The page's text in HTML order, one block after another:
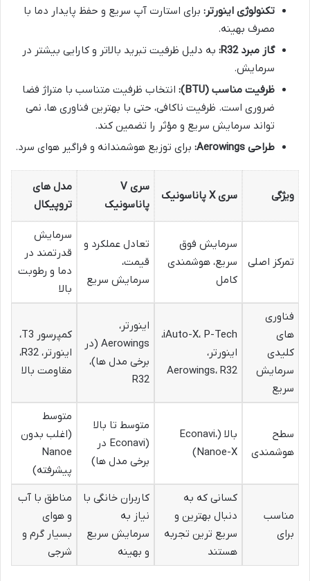
تکنولوژی اینورتر: برای استارت آپ سریع و حفظ پایدار دما با
مصرف بهینه.
گاز مبرد R32:
به دلیل ظرفیت تبرید بالاتر و کارایی بیشتر در
سرمایش.
ظرفیت مناسب (BTU):
انتخاب ظرفیت متناسب با متراژ فضا
ضروری است. ظرفیت ناکافی، حتی با بهترین فناوری ها، نمی
تواند سرمایش سریع و مؤثر را تضمین کند.
طراحی Aerowings:
برای توزیع هوشمندانه و فراگیر هوای سرد.
ویژگی سری X پاناسونیک
سری V
پاناسونیک
مدل های
تروپیکال
تمرکز اصلی
سرمایش فوق
سریع، هوشمندی
کامل
تعادل عملکرد و
قیمت،
سرمایش سریع
سرمایش
قدرتمند در
دما و رطوبت
بالا
فناوری
های
کلیدی
سرمایش
سریع
iAuto-X، P-Tech،
اینورتر،
Aerowings، R32
اینورتر،
Aerowings (در
برخی مدل ها)،
R32
کمپرسور T3،
اینورتر، R32،
مقاومت بالا
سطح
هوشمندی
بالا (Econavi،
Nanoe-X)
متوسط تا بالا
(Econavi در
برخی مدل ها)
متوسط
(اغلب بدون
Nanoe
پیشرفته)
مناسب
برای
کسانی که به
دنبال بهترین و
سریع ترین تجربه
هستند
کاربران خانگی با
نیاز به
سرمایش سریع
و بهینه
مناطق با آب
و هوای
بسیار گرم و
شرجی